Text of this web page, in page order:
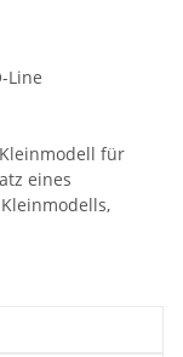
Line
für
eines